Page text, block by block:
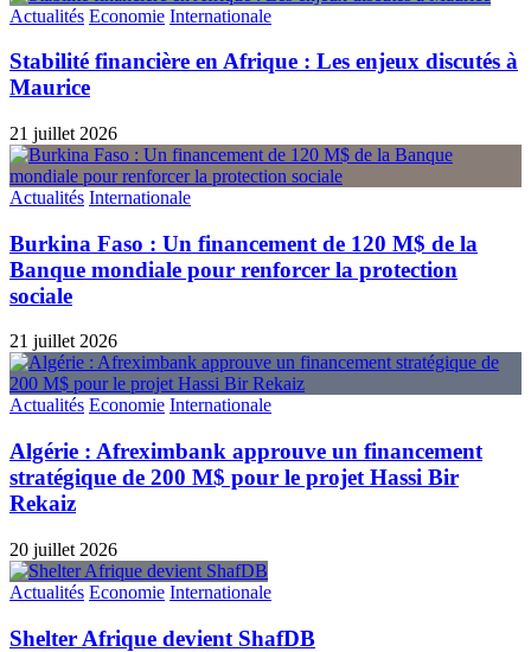
Actualités Economie Internationale
Stabilité financière en Afrique : Les enjeux discutés à
Maurice
21 juillet 2026
Actualités Internationale
Burkina Faso : Un financement de 120 M$ de la
Banque mondiale pour renforcer la protection
sociale
21 juillet 2026
Actualités Economie Internationale
Algérie : Afreximbank approuve un financement
stratégique de 200 M$ pour le projet Hassi Bir
Rekaiz
20 juillet 2026
Actualités Economie Internationale
Shelter Afrique devient ShafDB